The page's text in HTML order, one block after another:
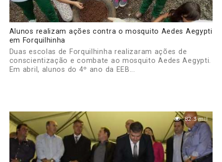
Alunos realizam ações contra o mosquito Aedes Aegypti
em Forquilhinha
Duas escolas de Forquilhinha realizaram ações de
conscientização e combate ao mosquito Aedes Aegypti.
Em abril, alunos do 4º ano da EEB...
82.3 mil